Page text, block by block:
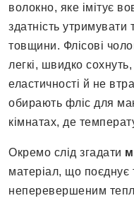
волокно, яке імітує
здатність утримувати
товщини. Флісові
легкі, швидко
еластичності й не
обирають фліс для
кімнатах, де
Окремо слід згадати
матеріал, що поєднує
неперевершеним